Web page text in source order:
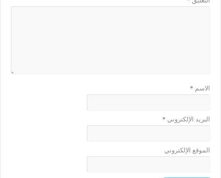
الاسم *
البريد الإلكتروني *
الموقع الإلكتروني